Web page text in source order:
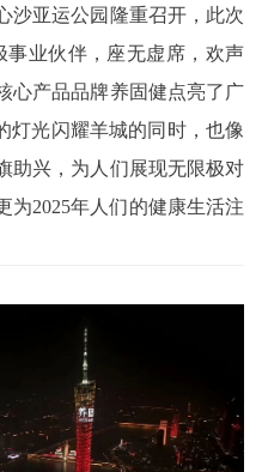
沙亚运公园隆重召开，此次
事业伙伴，座无虚席，欢声
心产品品牌养固健点亮了广
灯光闪耀羊城的同时，也像
助兴，为人们展现无限极对
为2025年人们的健康生活注